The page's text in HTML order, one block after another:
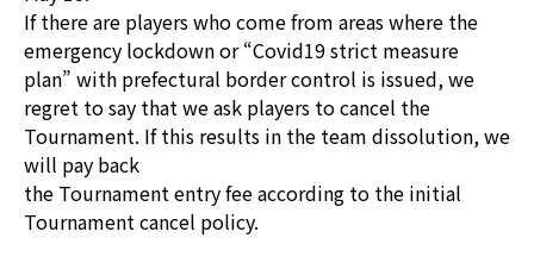
If there are players who come from areas where the
emergency lockdown or “Covid19 strict measure
plan” with prefectural border control is issued, we
regret to say that we ask players to cancel the
Tournament. If this results in the team dissolution, we
will pay back
the Tournament entry fee according to the initial
Tournament cancel policy.